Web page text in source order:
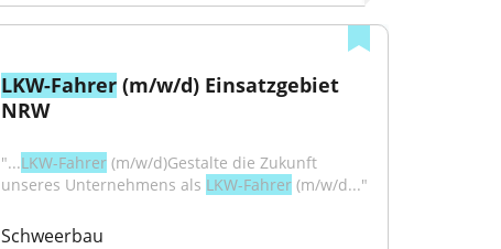
LKW-Fahrer (m/w/d) Einsatzgebiet
NRW
"...LKW-Fahrer (m/w/d)Gestalte die Zukunft
unseres Unternehmens als LKW-Fahrer (m/w/d..."
Schweerbau